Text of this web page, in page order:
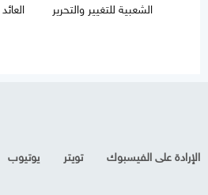
الشعبية للتغيير والتحرير
الإرادة على الفيسبوك تويتر يوتيوب